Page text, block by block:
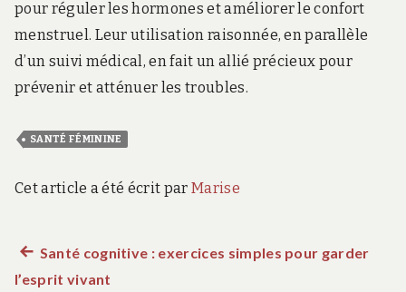
pour réguler les hormones et améliorer le confort
menstruel. Leur utilisation raisonnée, en parallèle
d’un suivi médical, en fait un allié précieux pour
prévenir et atténuer les troubles.
SANTÉ FÉMININE
Cet article a été écrit par Marise
Navigation
Article
précédent :
Santé cognitive : exercices simples pour garder
l’esprit vivant